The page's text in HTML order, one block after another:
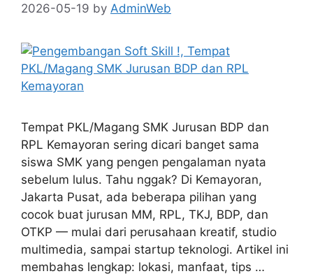
2026-05-19 by AdminWeb
Tempat PKL/Magang SMK Jurusan BDP dan
RPL Kemayoran sering dicari banget sama
siswa SMK yang pengen pengalaman nyata
sebelum lulus. Tahu nggak? Di Kemayoran,
Jakarta Pusat, ada beberapa pilihan yang
cocok buat jurusan MM, RPL, TKJ, BDP, dan
OTKP — mulai dari perusahaan kreatif, studio
multimedia, sampai startup teknologi. Artikel ini
membahas lengkap: lokasi, manfaat, tips …